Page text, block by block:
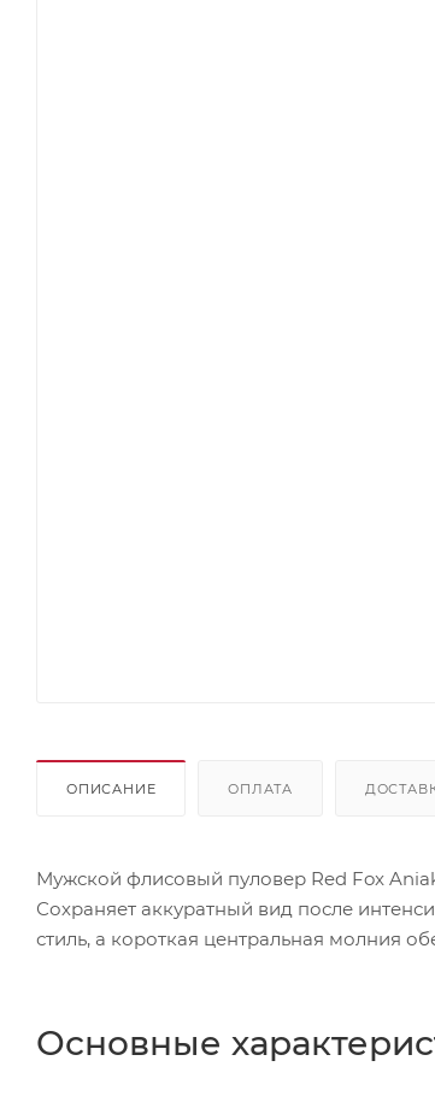
ОПИСАНИЕ ОПЛАТА
Мужской флисовый пуловер Red Fox
Сохраняет аккуратный вид после
стиль, а короткая центральная молния
Основные